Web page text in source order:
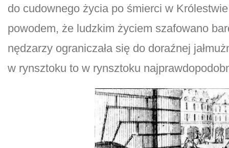
do cudownego życia po śmierci w
powodem, że ludzkim życiem szafowano
nędzarzy ograniczała się do doraźnej
w rynsztoku to w rynsztoku